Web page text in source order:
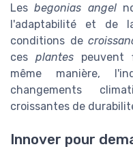
Lesbegonias angel
l'adaptabilité et de
conditions de
ces plantes peuvent
même manière,
changements
croissantes de
Innover pour